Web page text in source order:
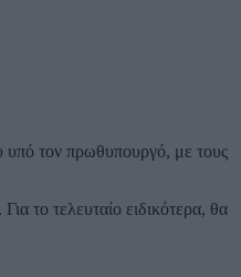
υπό τον πρωθυπουργό, με τους
το τελευταίο ειδικότερα, θα